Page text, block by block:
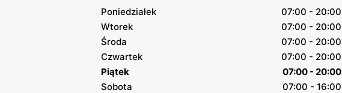
Poniedziałek
07:00 - 20:00
Wtorek
07:00 - 20:00
Środa
07:00 - 20:00
Czwartek
07:00 - 20:00
Piątek
07:00 - 20:00
Sobota
07:00 - 16:00